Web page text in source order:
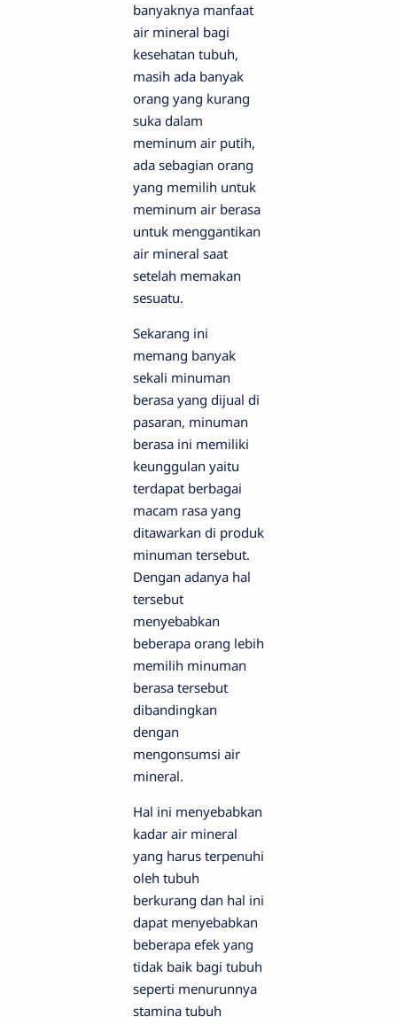
banyaknya manfaat
air mineral bagi
kesehatan tubuh,
masih ada banyak
orang yang kurang
suka dalam
meminum air putih,
ada sebagian orang
yang memilih untuk
meminum air berasa
untuk menggantikan
air mineral saat
setelah memakan
sesuatu.
Sekarang ini
memang banyak
sekali minuman
berasa yang dijual di
pasaran, minuman
berasa ini memiliki
keunggulan yaitu
terdapat berbagai
macam rasa yang
ditawarkan di produk
minuman tersebut.
Dengan adanya hal
tersebut
menyebabkan
beberapa orang lebih
memilih minuman
berasa tersebut
dibandingkan
dengan
mengonsumsi air
mineral.
Hal ini menyebabkan
kadar air mineral
yang harus terpenuhi
oleh tubuh
berkurang dan hal ini
dapat menyebabkan
beberapa efek yang
tidak baik bagi tubuh
seperti menurunnya
stamina tubuh